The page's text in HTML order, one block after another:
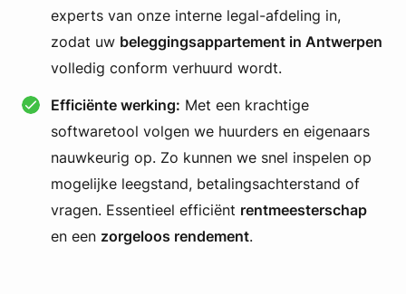
experts van onze interne legal-afdeling in,
zodat uw beleggingsappartement in Antwerpen
volledig conform verhuurd wordt.
Efficiënte werking: Met een krachtige
softwaretool volgen we huurders en eigenaars
nauwkeurig op. Zo kunnen we snel inspelen op
mogelijke leegstand, betalingsachterstand of
vragen. Essentieel efficiënt rentmeesterschap
en een zorgeloos rendement.